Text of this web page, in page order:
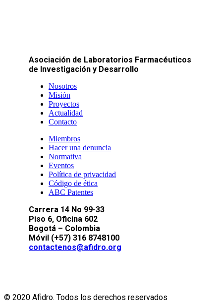
Asociación de Laboratorios Farmacéuticos
de Investigación y Desarrollo
Nosotros
Misión
Proyectos
Actualidad
Contacto
Miembros
Hacer una denuncia
Normativa
Eventos
Política de privacidad
Código de ética
ABC Patentes
Carrera 14 No 99-33
Piso 6, Oficina 602
Bogotá – Colombia
Móvil (+57) 316 8748100
contactenos@afidro.org
© 2020 Afidro. Todos los derechos reservados